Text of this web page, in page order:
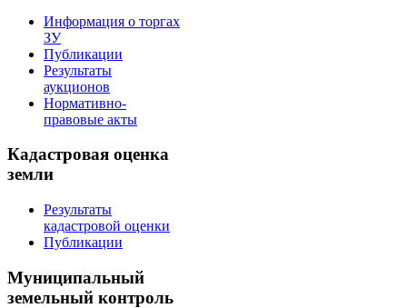
Информация о торгах
ЗУ
Публикации
Результаты
аукционов
Нормативно-
правовые акты
Кадастровая оценка
земли
Результаты
кадастровой оценки
Публикации
Муниципальный
земельный контроль